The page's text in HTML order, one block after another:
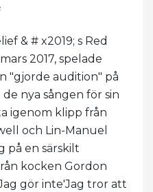
& # x2019; s Red
2017, spelade
"gjorde audition" på
nya sången för sin
igenom klipp från
och Lin-Manuel
på en särskilt
kocken Gordon
gör inte'Jag tror att